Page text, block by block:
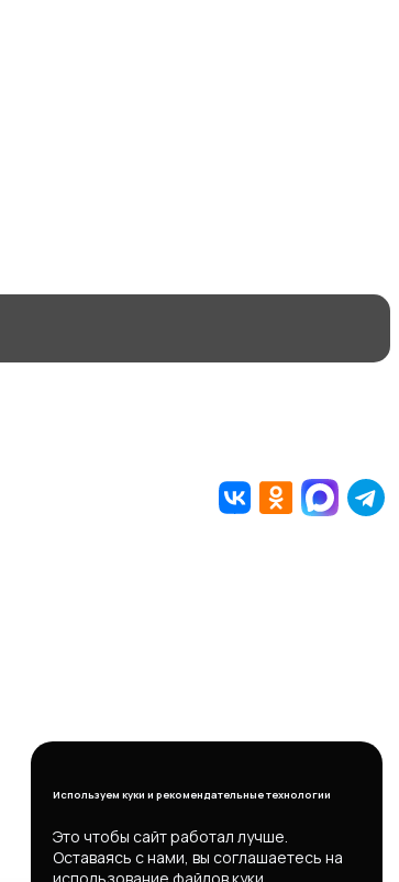
Используем куки и рекомендательные технологии
Это чтобы сайт работал лучше.
Оставаясь с нами, вы соглашаетесь на